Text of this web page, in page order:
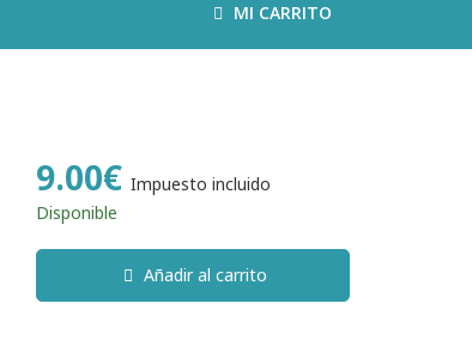
MI CARRITO
9.00€ Impuesto incluido
Disponible
Añadir al carrito